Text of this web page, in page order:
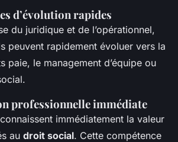
d’évolution rapides
du juridique et de l’opérationnel,
peuvent rapidement évoluer vers la
paie, le management d’équipe ou
professionnelle immédiate
immédiatement la valeur
au droit social. Cette compétence